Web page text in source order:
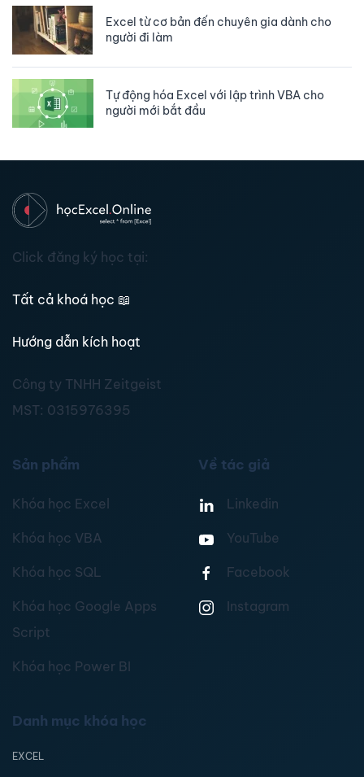
Excel từ cơ bản đến chuyên gia dành cho
người đi làm
Tự động hóa Excel với lập trình VBA cho
người mới bắt đầu
Click đăng ký học tại:
Tất cả khoá học 📖
Hướng dẫn kích hoạt
Công ty TNHH Zeitgeist
MST: 0315976395
Sản phẩm
Khóa học Excel
Khóa học VBA
Khóa học SQL
Khóa học Google Apps
Script
Khóa học Power BI
Về tác giả
Linkedin
YouTube
Facebook
Instagram
Danh mục khóa học
EXCEL